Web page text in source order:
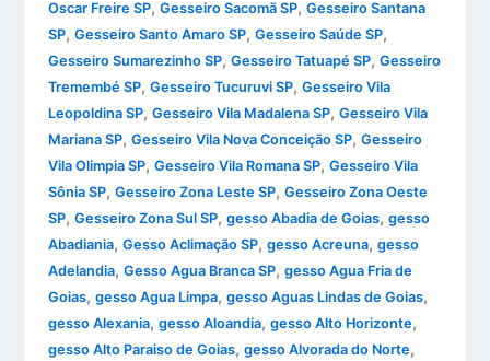
Oscar Freire SP,Gesseiro Sacomã SP,Gesseiro Santana
SP,Gesseiro Santo Amaro SP,Gesseiro Saúde SP,
Gesseiro Sumarezinho SP,Gesseiro Tatuapé SP,Gesseiro
Tremembé SP,Gesseiro Tucuruvi SP,Gesseiro Vila
Leopoldina SP,Gesseiro Vila Madalena SP,Gesseiro Vila
Mariana SP,Gesseiro Vila Nova Conceição SP,Gesseiro
Vila Olimpia SP,Gesseiro Vila Romana SP,Gesseiro Vila
Sônia SP,Gesseiro Zona Leste SP,Gesseiro Zona Oeste
SP,Gesseiro Zona Sul SP,gesso Abadia de Goias,gesso
Abadiania,Gesso Aclimação SP,gesso Acreuna,gesso
Adelandia,Gesso Agua Branca SP,gesso Agua Fria de
Goias,gesso Agua Limpa,gesso Aguas Lindas de Goias,
gesso Alexania,gesso Aloandia,gesso Alto Horizonte,
gesso Alto Paraiso de Goias,gesso Alvorada do Norte,